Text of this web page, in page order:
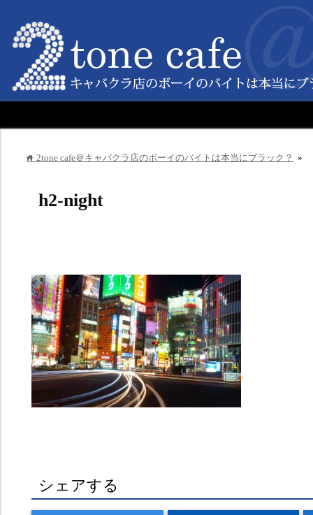
home2tone cafe＠キャバクラ店のボーイのバイトは本当にブラック？ »
h2-night
シェアする